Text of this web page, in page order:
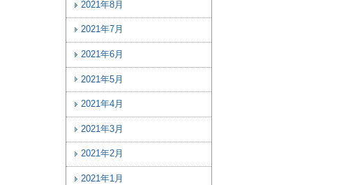
2021年8月
2021年7月
2021年6月
2021年5月
2021年4月
2021年3月
2021年2月
2021年1月